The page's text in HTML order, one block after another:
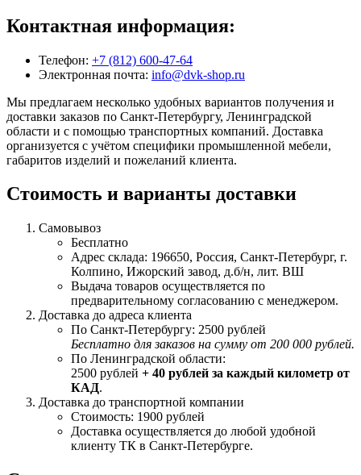
Контактная информация:
Телефон: +7 (812) 600-47-64
Электронная почта: info@dvk-shop.ru
Мы предлагаем несколько удобных вариантов получения и
доставки заказов по Санкт-Петербургу, Ленинградской
области и с помощью транспортных компаний. Доставка
организуется с учётом специфики промышленной мебели,
габаритов изделий и пожеланий клиента.
Стоимость и варианты доставки
Самовывоз
Бесплатно
Адрес склада: 196650, Россия, Санкт-Петербург, г.
Колпино, Ижорский завод, д.б/н, лит. ВШ
Выдача товаров осуществляется по
предварительному согласованию с менеджером.
Доставка до адреса клиента
По Санкт-Петербургу: 2500 рублей
Бесплатно для заказов на сумму от 200 000 рублей.
По Ленинградской области:
2500 рублей + 40 рублей за каждый километр от
КАД.
Доставка до транспортной компании
Стоимость: 1900 рублей
Доставка осуществляется до любой удобной
клиенту ТК в Санкт-Петербурге.